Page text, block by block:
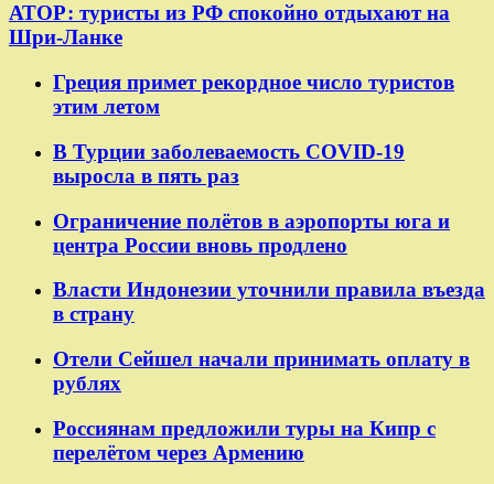
АТОР: туристы из РФ спокойно отдыхают на
Шри-Ланке
Греция примет рекордное число туристов
этим летом
В Турции заболеваемость COVID-19
выросла в пять раз
Ограничение полётов в аэропорты юга и
центра России вновь продлено
Власти Индонезии уточнили правила въезда
в страну
Отели Сейшел начали принимать оплату в
рублях
Россиянам предложили туры на Кипр с
перелётом через Армению